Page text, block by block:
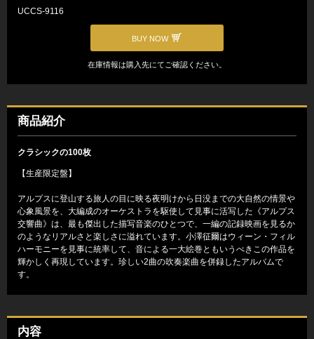
UCCS-9116
BUY NOW
在庫情報は購入先にてご確認ください。
商品紹介
クラシックの100枚
【生産限定盤】
アルプスに登山する旅人の目に映る夜明けから日没までの大自然の情景や
心象風景を、大編成のオーケストラを駆使して見事に活写した《アルプス
交響曲》は、最も傑出した描写音楽のひとつで、一編の記録映画を見るか
のようなリアルさと楽しさに溢れています。小澤征爾はウィーン・フィル
ハーモニーを見事に統率して、音による一大絵巻ともいうべきこの作品を
輝かしく再現しています。珍しい2曲の吹奏楽曲を併録したアルバムで
す。
内容